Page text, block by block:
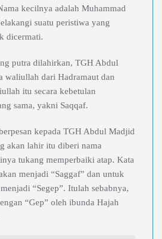
kecilnya adalah Muhammad
suatu peristiwa yang
dicermati.
putra dilahirkan, TGH Abdul
waliullah dari Hadramaut dan
itu secara kebetulan
sama, yakni Saqqaf.
kepada TGH Abdul Madjid
akan lahir itu diberi nama
tukang memperbaiki atap. Kata
menjadi “Saggaf” dan untuk
“Segep”. Itulah sebabnya,
“Gep” oleh ibunda Hajah